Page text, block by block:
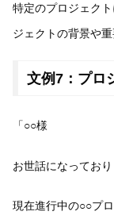
特定のプロジェク
ジェクトの背景や
文例7：プロ
「○○様
お世話になってお
現在進行中の○○プ